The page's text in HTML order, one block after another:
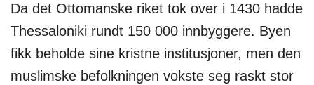
Da det Ottomanske riket tok over i 1430 hadde
Thessaloniki rundt 150 000 innbyggere. Byen
fikk beholde sine kristne institusjoner, men den
muslimske befolkningen vokste seg raskt stor